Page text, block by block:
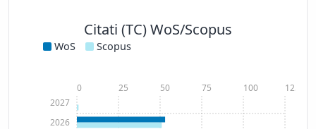
Citati (TC) WoS/Scopus
WoS Scopus
2026
2027
0 25 50 75 100 125